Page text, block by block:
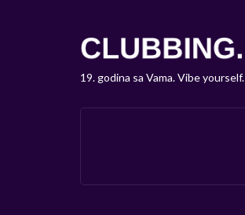
19. godina sa Vama. Vibe yourself.